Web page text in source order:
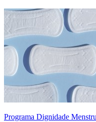
Programa Dignidade